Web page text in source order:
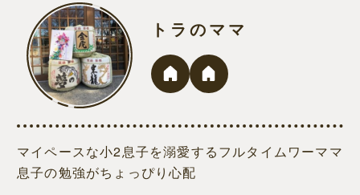
トラのママ
マイペースな小2息子を溺愛するフルタイムワーママ
息子の勉強がちょっぴり心配